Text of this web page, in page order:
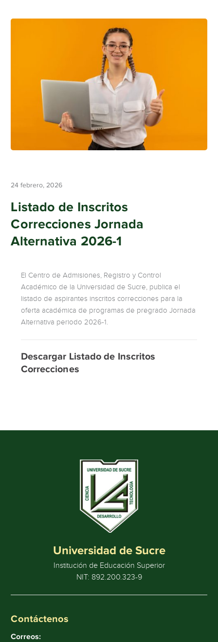
24 febrero, 2026
Listado de Inscritos
Correcciones Jornada
Alternativa 2026-1
El Centro de Admisiones, Registro y Control
Académico de la Universidad de Sucre, publica el
listado de aspirantes inscritos correcciones para la
oferta académica de programas de pregrado Jornada
Alternativa periodo 2026-1.
Descargar Listado de Inscritos
Correcciones
Universidad de Sucre
Institución de Educación Superior
NIT: 892.200.323-9
Contáctenos
Correos: